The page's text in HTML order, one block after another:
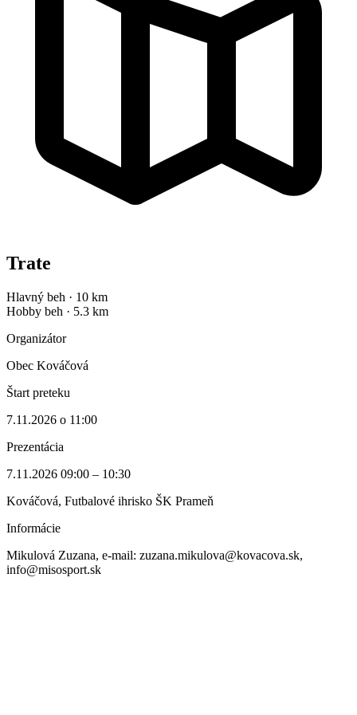
Trate
Hlavný beh · 10 km
Hobby beh · 5.3 km
Organizátor
Obec Kováčová
Štart preteku
7.11.2026 o 11:00
Prezentácia
7.11.2026 09:00 – 10:30
Kováčová, Futbalové ihrisko ŠK Prameň
Informácie
Mikulová Zuzana, e-mail: zuzana.mikulova@kovacova.sk,
info@misosport.sk